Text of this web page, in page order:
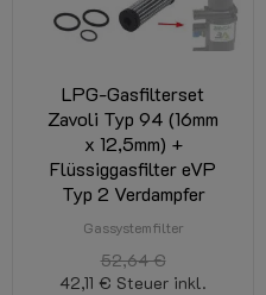
LPG-Gasfilterset
Zavoli Typ 94 (16mm
x 12,5mm) +
Flüssiggasfilter eVP
Typ 2 Verdampfer
Gassystemfilter
52,64 €
42,11 € Steuer inkl.